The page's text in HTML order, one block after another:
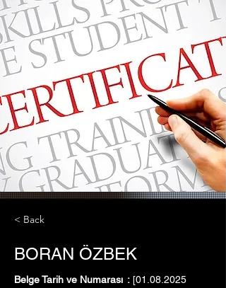
< Back
BORAN ÖZBEK
Belge Tarih ve Numarası	: [01.08.2025